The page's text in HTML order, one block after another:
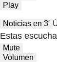
Play
Noticias en 3′
Estas
Mute
Volumen